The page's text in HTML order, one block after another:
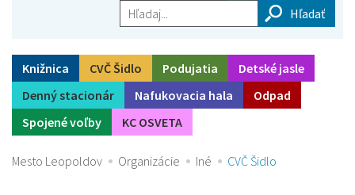
Hľadaj...
Knižnica CVČ Šidlo Podujatia
Detské jasle
Denný stacionár
Nafukovacia hala
Odpad
Spojené voľby
KC OSVETA
Mesto Leopoldov Organizácie Iné CVČ Šidlo